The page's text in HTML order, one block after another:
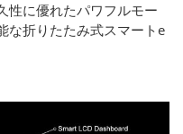
性に優れたパワフルモー
な折りたたみ式スマートe